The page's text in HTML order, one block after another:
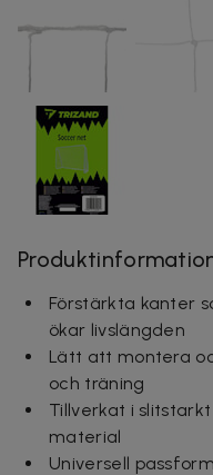
Förstärkta kanter
ökar livslängden
Lätt att montera
och träning
Tillverkat i
material
Universell